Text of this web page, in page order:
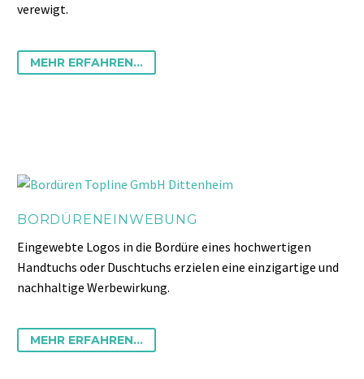
verewigt.
MEHR ERFAHREN...
BORDÜRENEINWEBUNG
Eingewebte Logos in die Bordüre eines hochwertigen
Handtuchs oder Duschtuchs erzielen eine einzigartige und
nachhaltige Werbewirkung.
MEHR ERFAHREN...